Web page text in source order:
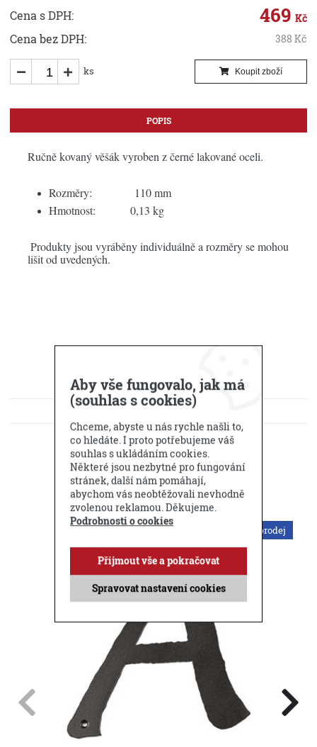
Cena s DPH:
469 Kč
Cena bez DPH: 388 Kč
ks Koupit zboží
POPIS
Ručně kovaný věšák vyroben z černé lakované oceli.
Rozměry: 110 mm
Hmotnost: 0,13 kg
Produkty jsou vyráběny individuálně a rozměry se mohou
lišit od uvedených.
DOTAZ PRODEJCI
Příbuzné produkty
Výprodej
Aby vše fungovalo, jak má
(souhlas s cookies)
Chceme, abyste u nás rychle našli to,
co hledáte. I proto potřebujeme váš
souhlas s ukládáním cookies.
Některé jsou nezbytné pro fungování
stránek, další nám pomáhají,
abychom vás neobtěžovali nevhodně
zvolenou reklamou. Děkujeme.
Podrobnosti o cookies
Spravovat nastavení cookies
Přijmout vše a pokračovat